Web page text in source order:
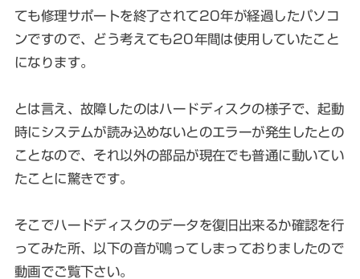
ても修理サポートを終了されて20年が経過したパソコ
ンですので、どう考えても20年間は使用していたこと
になります。
とは言え、故障したのはハードディスクの様子で、起動
時にシステムが読み込めないとのエラーが発生したとの
ことなので、それ以外の部品が現在でも普通に動いてい
たことに驚きです。
そこでハードディスクのデータを復旧出来るか確認を行
ってみた所、以下の音が鳴ってしまっておりましたので
動画でご覧下さい。